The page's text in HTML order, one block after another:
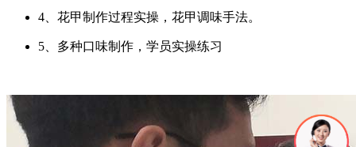
4、花甲制作过程实操，花甲调味手法。
5、多种口味制作，学员实操练习